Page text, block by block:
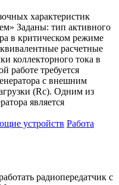
характеристик
Заданы: тип активного
в критическом режиме
расчетные
коллекторного тока в
работе требуется
с внешним
(Rc). Одним из
является
устройств Работа
радиопередатчик с